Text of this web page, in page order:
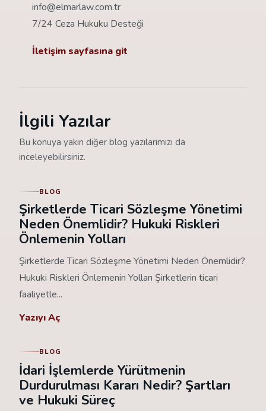
info@elmarlaw.com.tr
7/24 Ceza Hukuku Desteği
İletişim sayfasına git
İlgili Yazılar
Bu konuya yakın diğer blog yazılarımızı da
inceleyebilirsiniz.
BLOG
Şirketlerde Ticari Sözleşme Yönetimi
Neden Önemlidir? Hukuki Riskleri
Önlemenin Yolları
Şirketlerde Ticari Sözleşme Yönetimi Neden Önemlidir?
Hukuki Riskleri Önlemenin Yolları Şirketlerin ticari
faaliyetle...
Yazıyı Aç
BLOG
İdari İşlemlerde Yürütmenin
Durdurulması Kararı Nedir? Şartları
ve Hukuki Süreç